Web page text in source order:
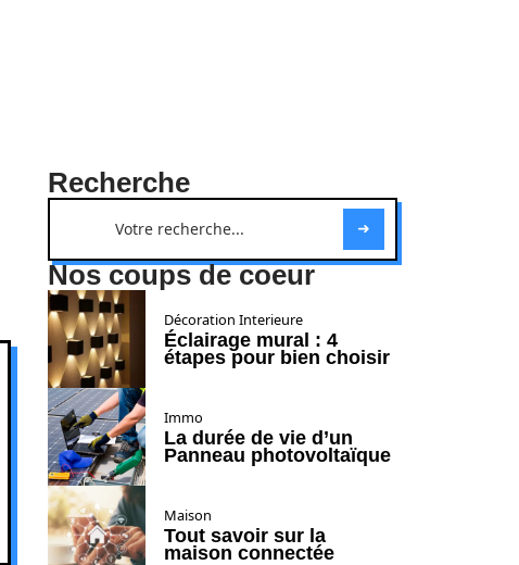
Recherche
Nos coups de coeur
Décoration Interieure
Éclairage mural : 4
étapes pour bien choisir
Immo
La durée de vie d’un
Panneau photovoltaïque
Maison
Tout savoir sur la
maison connectée